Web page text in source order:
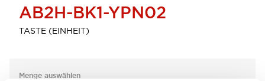
AB2H-BK1-YPN02
TASTE (EINHEIT)
Menge auswählen